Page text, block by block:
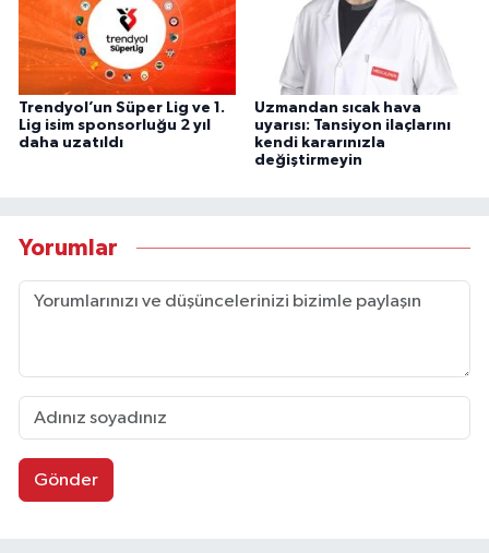
Trendyol’un Süper Lig ve 1.
Lig isim sponsorluğu 2 yıl
daha uzatıldı
Uzmandan sıcak hava
uyarısı: Tansiyon ilaçlarını
kendi kararınızla
değiştirmeyin
Yorumlar
Gönder